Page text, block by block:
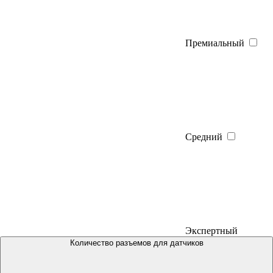
Премиальный
Средний
Экспертный
Количество разъемов для датчиков